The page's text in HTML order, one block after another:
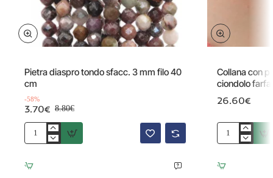
Pietra diaspro tondo sfacc. 3 mm filo 40
cm
-58%
3.70€ 8.80€
Pietra
tondo
sfacc.
Collana con
ciondolo
26.60€
Collana
pietre
del